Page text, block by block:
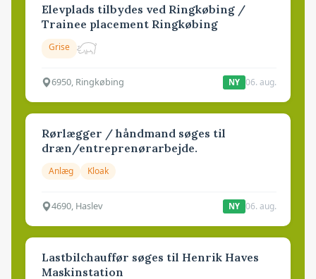
Elevplads tilbydes ved Ringkøbing /
Trainee placement Ringkøbing
Grise
6950, Ringkøbing NY 06. aug.
Rørlægger / håndmand søges til
dræn/entreprenørarbejde.
Anlæg Kloak
4690, Haslev NY 06. aug.
Lastbilchauffør søges til Henrik Haves
Maskinstation